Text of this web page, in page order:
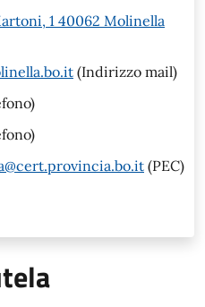
1 40062 Molinella
(Indirizzo mail)
(PEC)